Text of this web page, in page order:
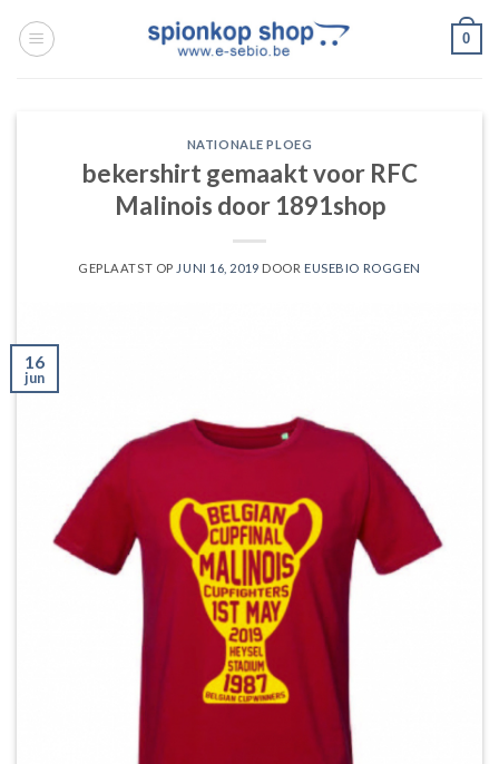
naar
0
NATIONALE PLOEG
bekershirt gemaakt voor RFC
Malinois door 1891shop
GEPLAATST OP JUNI 16, 2019 DOOR EUSEBIO ROGGEN
16
jun